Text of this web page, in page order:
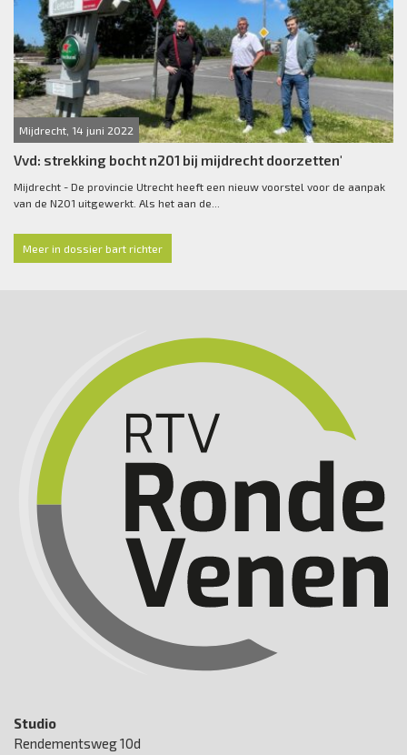
Mijdrecht, 14 juni 2022
Vvd: strekking bocht n201 bij mijdrecht doorzetten'
Mijdrecht - De provincie Utrecht heeft een nieuw voorstel voor de aanpak
van de N201 uitgewerkt. Als het aan de...
Meer in dossier bart richter
Studio
Rendementsweg 10d